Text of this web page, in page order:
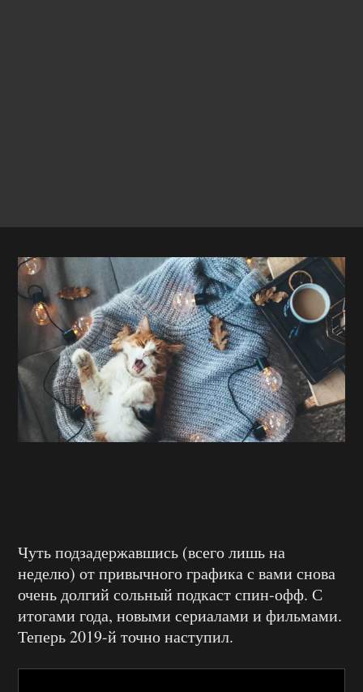
Чуть подзадержавшись (всего лишь на
неделю) от привычного графика с вами снова
очень долгий сольный подкаст спин-офф. С
итогами года, новыми сериалами и фильмами.
Теперь 2019-й точно наступил.